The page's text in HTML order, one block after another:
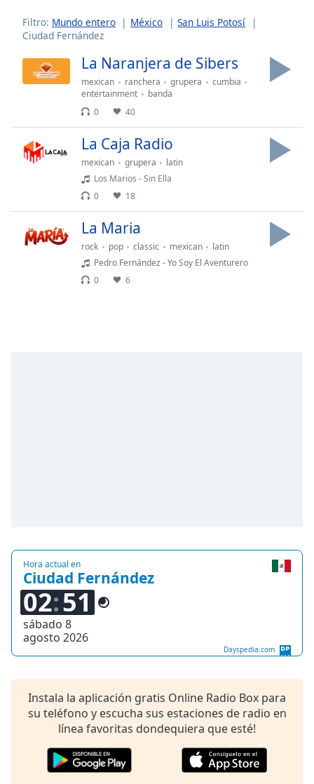
Duration -:-
Loaded:
Stream
TypeLIVE
LIVE
Remaining
Playback
Rate
off,
selected
Audio
Track
Picture-
in-
Picture
This
Beginning
Filtro: Mundo entero México
San Luis Potosí
Ciudad Fernández
La Naranjera de Sibers
mexican ranchera grupera
cumbia
entertainment
banda
0
40
La Caja Radio
mexican grupera
latin
Los Marios - Sin Ella
0
18
La Maria
rock pop classic mexican
latin
Pedro Fernández - Yo Soy El Aventurero
0
6
Hora actual en
Ciudad Fernández
02 51
sábado 8
agosto 2026
Dayspedia.com
Instala la aplicación gratis Online Radio Box para
su teléfono y escucha sus estaciones de radio en
línea favoritas dondequiera que esté!